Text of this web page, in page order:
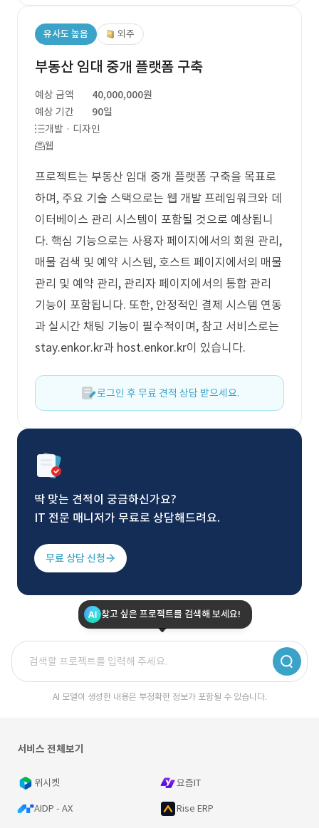
유사도 높음 외주
부동산 임대 중개 플랫폼 구축
예상 금액
40,000,000원
예상 기간
90일
개발 · 디자인
웹
프로젝트는 부동산 임대 중개 플랫폼 구축을 목표로
하며, 주요 기술 스택으로는 웹 개발 프레임워크와 데
이터베이스 관리 시스템이 포함될 것으로 예상됩니
다. 핵심 기능으로는 사용자 페이지에서의 회원 관리,
매물 검색 및 예약 시스템, 호스트 페이지에서의 매물
관리 및 예약 관리, 관리자 페이지에서의 통합 관리
기능이 포함됩니다. 또한, 안정적인 결제 시스템 연동
과 실시간 채팅 기능이 필수적이며, 참고 서비스로는
stay.enkor.kr과 host.enkor.kr이 있습니다.
로그인 후 무료 견적 상담 받으세요.
딱 맞는 견적이 궁금하신가요?
IT 전문 매니저가 무료로 상담해드려요.
무료 상담 신청
찾고 싶은 프로젝트를 검색해 보세요!
AI 모델이 생성한 내용은 부정확한 정보가 포함될 수 있습니다.
서비스 전체보기
위시켓 요즘IT
AIDP - AX Rise ERP